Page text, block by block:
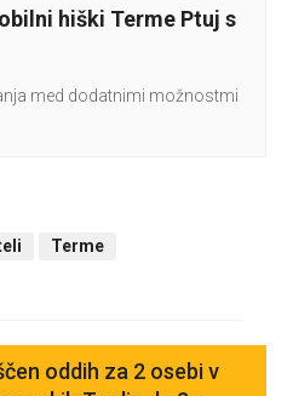
hiški Terme Ptuj s
med dodatnimi možnostmi
Terme
oddih za 2 osebi v